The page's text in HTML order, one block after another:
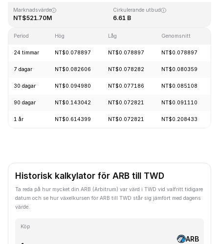
Marknadsvärde
NT$521.70M
Cirkulerande utbud
6.61 B
Period Hög Låg Genomsnitt
24 timmar NT$0.078897 NT$0.078897 NT$0.078897
7 dagar NT$0.082606 NT$0.078282 NT$0.080359
30 dagar NT$0.094980 NT$0.077186 NT$0.085108
90 dagar NT$0.143042 NT$0.072821 NT$0.091110
1 år NT$0.614399 NT$0.072821 NT$0.208433
Historisk kalkylator för ARB till TWD
Ta reda på hur mycket din ARB (Arbitrum) var värd i TWD vid valfritt tidigare
datum och se hur växelkursen för ARB till TWD står sig jämfört med dagens
värde.
Köp
ARB